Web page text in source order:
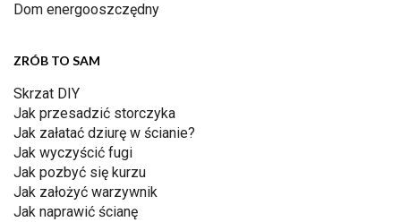
Dom energooszczędny
ZRÓB TO SAM
Skrzat DIY
Jak przesadzić storczyka
Jak załatać dziurę w ścianie?
Jak wyczyścić fugi
Jak pozbyć się kurzu
Jak założyć warzywnik
Jak naprawić ścianę